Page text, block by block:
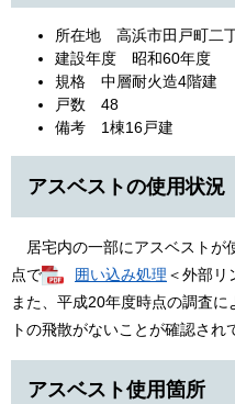
所在地 高浜市田戸町二
建設年度 昭和60年度
規格 中層耐火造4階建
戸数 48
備考 1棟16戸建
アスベストの使用状況
居宅内の一部にアスベストが
点で
囲い込み処理 ＜外部リ
また、平成20年度時点の調査
トの飛散がないことが確認され
アスベスト使用箇所